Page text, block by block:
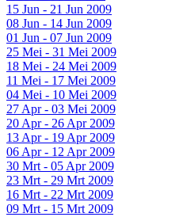
15 Jun - 21 Jun 2009
08 Jun - 14 Jun 2009
01 Jun - 07 Jun 2009
25 Mei - 31 Mei 2009
18 Mei - 24 Mei 2009
11 Mei - 17 Mei 2009
04 Mei - 10 Mei 2009
27 Apr - 03 Mei 2009
20 Apr - 26 Apr 2009
13 Apr - 19 Apr 2009
06 Apr - 12 Apr 2009
30 Mrt - 05 Apr 2009
23 Mrt - 29 Mrt 2009
16 Mrt - 22 Mrt 2009
09 Mrt - 15 Mrt 2009